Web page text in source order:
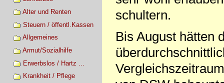
Alter und Renten
Steuern / öffentl.Kassen
Allgemeines
Armut/Sozialhilfe
Erwerbslos / Hartz ...
Krankheit / Pflege
schultern.
Bis August hätten